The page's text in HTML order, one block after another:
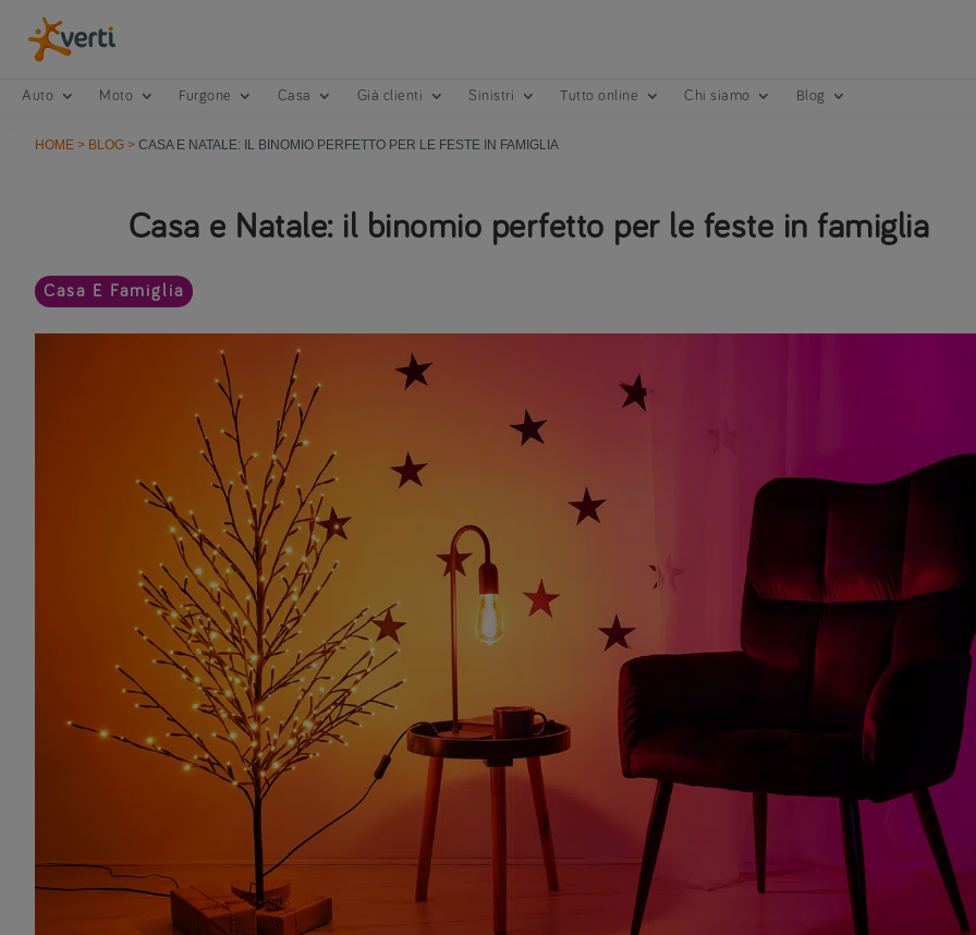
Auto Moto Furgone Casa Già clienti Sinistri Tutto online Chi siamo Blog
HOME > BLOG > CASA E NATALE: IL BINOMIO PERFETTO PER LE FESTE IN FAMIGLIA
Casa e Natale: il binomio perfetto per le feste in famiglia
Casa E Famiglia